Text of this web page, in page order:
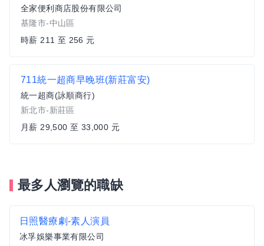
全家便利商店股份有限公司
基隆市-中山區
時薪 211 至 256 元
711統一超商早晚班(新莊富安)
統一超商(詠順商行)
新北市-新莊區
月薪 29,500 至 33,000 元
最多人瀏覽的職缺
日照醫療劇-素人演員
冰孚娛樂事業有限公司